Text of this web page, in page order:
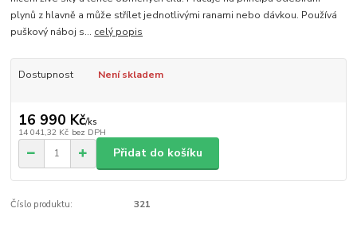
plynů z hlavně a může střílet jednotlivými ranami nebo dávkou. Používá
puškový náboj s... celý popis
Dostupnost Není skladem
16 990 Kč/ks
14 041,32 Kč bez DPH
Přidat do košíku
Číslo produktu: 321